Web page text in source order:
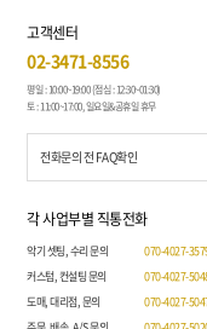
고객센터
02-3471-8556
평일 : 10:00~19:00 (점심 : 12:30~01:30)
토 : 11:00~17:00, 일요일&공휴일 휴무
전화문의 전 FAQ확인
각 사업부별 직통전화
악기 셋팅, 수리 문의
070-4027-
커스텀, 컨설팅 문의
070-4027-
도매, 대리점, 문의
070-4027-